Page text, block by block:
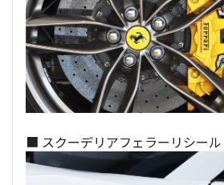
■ スクーデリアフェラーリシール